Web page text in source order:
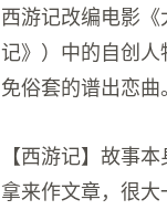
西游记改编电影
记》）中的自创
免俗套的谱出恋曲。
【西游记】故事
拿来作文章，很